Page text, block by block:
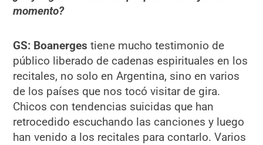
momento?
GS: Boanerges tiene mucho testimonio de
público liberado de cadenas espirituales en los
recitales, no solo en Argentina, sino en varios
de los países que nos tocó visitar de gira.
Chicos con tendencias suicidas que han
retrocedido escuchando las canciones y luego
han venido a los recitales para contarlo. Varios